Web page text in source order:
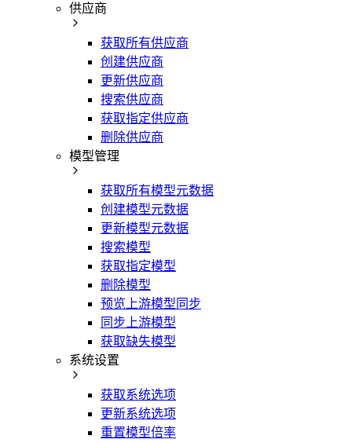
供应商
获取所有供应商
创建供应商
更新供应商
搜索供应商
获取指定供应商
删除供应商
模型管理
获取所有模型元数据
创建模型元数据
更新模型元数据
搜索模型
获取指定模型
删除模型
预览上游模型同步
同步上游模型
获取缺失模型
系统设置
获取系统选项
更新系统选项
重置模型倍率